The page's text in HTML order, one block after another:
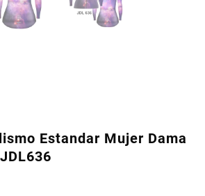
Estandar Mujer Dama